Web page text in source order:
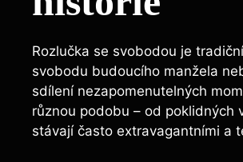
Rozlučka se svobodou je
svobodu budoucího manžela
sdílení nezapomenutelných
různou ​podobu – od ‌poklidných
stávají často extravagantními a